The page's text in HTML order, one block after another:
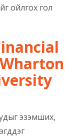
ойлгох гол
эзэмших,